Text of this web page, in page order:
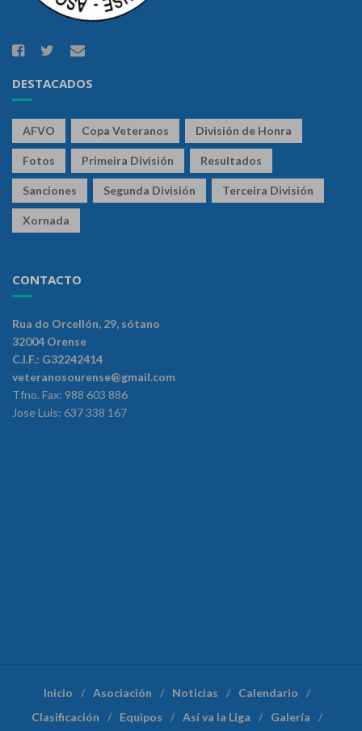
DESTACADOS
AFVO Copa Veteranos División de Honra
Fotos Primeira División Resultados
Sanciones Segunda División Terceira División
Xornada
CONTACTO
Rua do Orcellón, 29, sótano
32004 Orense
C.I.F.: G32242414
veteranosourense@gmail.com
Tfno. Fax: 988 603 886
Jose Luis: 637 338 167
Inicio Asociación Noticias
Calendario
Clasificación
Equipos Así va la Liga Galería